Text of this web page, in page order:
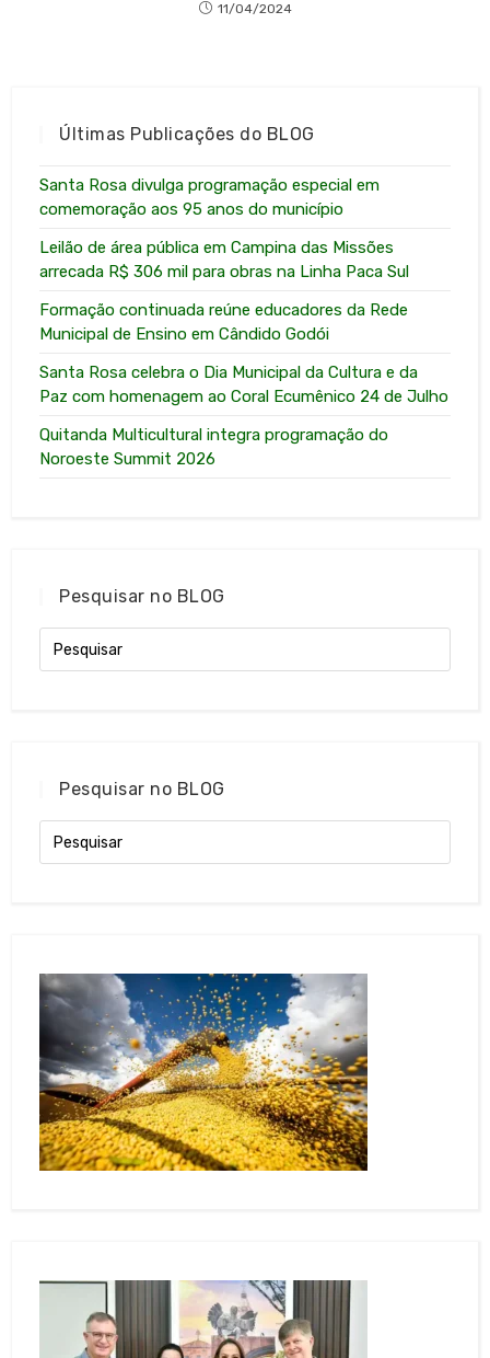
11/04/2024
Últimas Publicações do BLOG
Santa Rosa divulga programação especial em
comemoração aos 95 anos do município
Leilão de área pública em Campina das Missões
arrecada R$ 306 mil para obras na Linha Paca Sul
Formação continuada reúne educadores da Rede
Municipal de Ensino em Cândido Godói
Santa Rosa celebra o Dia Municipal da Cultura e da
Paz com homenagem ao Coral Ecumênico 24 de Julho
Quitanda Multicultural integra programação do
Noroeste Summit 2026
Pesquisar no BLOG
Pesquisar no BLOG